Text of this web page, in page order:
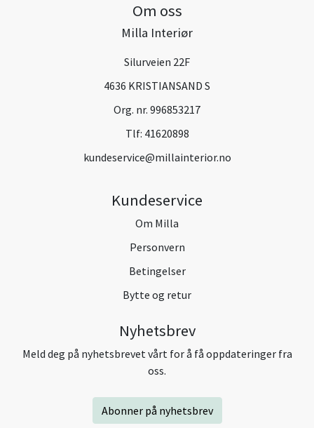
Om oss
Milla Interiør
Silurveien 22F
4636 KRISTIANSAND S
Org. nr. 996853217
Tlf: 41620898
kundeservice@millainterior.no
Kundeservice
Om Milla
Personvern
Betingelser
Bytte og retur
Nyhetsbrev
Meld deg på nyhetsbrevet vårt for å få oppdateringer fra
oss.
Abonner på nyhetsbrev